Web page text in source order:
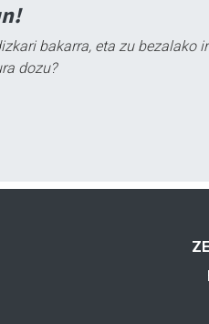
bakarra, eta zu bezalako
dozu?